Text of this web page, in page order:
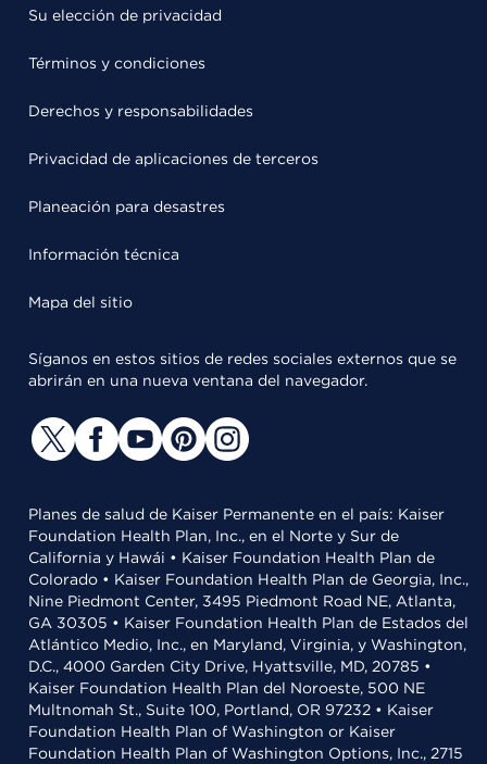
Su elección de privacidad
Términos y condiciones
Derechos y responsabilidades
Privacidad de aplicaciones de terceros
Planeación para desastres
Información técnica
Mapa del sitio
Síganos en estos sitios de redes sociales externos que se
abrirán en una nueva ventana del navegador.
Planes de salud de Kaiser Permanente en el país: Kaiser
Foundation Health Plan, Inc., en el Norte y Sur de
California y Hawái • Kaiser Foundation Health Plan de
Colorado • Kaiser Foundation Health Plan de Georgia, Inc.,
Nine Piedmont Center, 3495 Piedmont Road NE, Atlanta,
GA 30305 • Kaiser Foundation Health Plan de Estados del
Atlántico Medio, Inc., en Maryland, Virginia, y Washington,
D.C., 4000 Garden City Drive, Hyattsville, MD, 20785 •
Kaiser Foundation Health Plan del Noroeste, 500 NE
Multnomah St., Suite 100, Portland, OR 97232 • Kaiser
Foundation Health Plan of Washington or Kaiser
Foundation Health Plan of Washington Options, Inc., 2715